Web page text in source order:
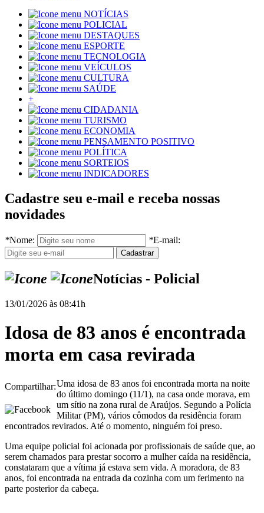
NOTÍCIAS
POLICIAL
DESTAQUES
ESPORTE
TECNOLOGIA
VEÍCULOS
CULTURA
SAÚDE
+
CIDADANIA
TURISMO
ECONOMIA
PENSAMENTO POSITIVO
POLÍTICA
SORTEIOS
INDICADORES
Cadastre seu e-mail e receba nossas
novidades
*Nome: *E-mail:
Notícias - Policial
13/01/2026 às 08:41h
Idosa de 83 anos é encontrada
morta em casa revirada
Compartilhar:Uma idosa de 83 anos foi encontrada morta na noite
do último domingo (11/1), na casa onde morava, em
um sítio na zona rural de Araújos. Segundo a Polícia
Militar (PM), vários cômodos da residência foram
encontrados revirados. Até o momento, ninguém foi preso.
Uma equipe policial foi acionada por profissionais de saúde que, ao
serem chamados para prestar socorro a mulher caída na residência,
constataram que a vítima já estava sem vida. A moradora, de 83
anos, foi encontrada na entrada da cozinha com um ferimento na
parte posterior da cabeça.